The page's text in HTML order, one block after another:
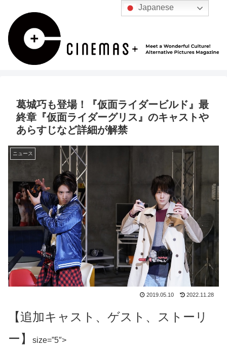
葛城巧も登場！『仮面ライダービルド』最
終章『仮面ライダーグリス』のキャストや
あらすじなど詳細が解禁
ニュース
2019.05.10 2022.11.28
【追加キャスト、ゲスト、ストーリ
ー】
size=”5″>
Japanese